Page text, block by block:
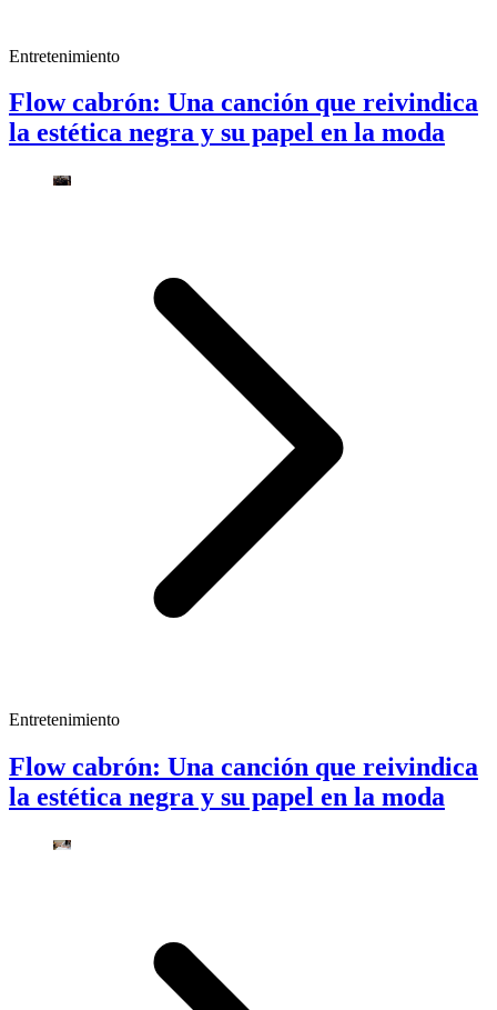
Entretenimiento
Flow cabrón: Una canción que reivindica
la estética negra y su papel en la moda
Entretenimiento
Flow cabrón: Una canción que reivindica
la estética negra y su papel en la moda